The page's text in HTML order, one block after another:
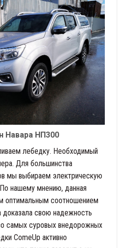
Навара НП300
лебедку. Необходимый
Для большинства
мы выбираем электрическую
нашему мнению, данная
оптимальным соотношением
свою надежность
самых суровых внедорожных
ComeUp активно